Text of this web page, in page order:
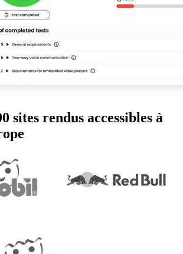
sites rendus accessibles à